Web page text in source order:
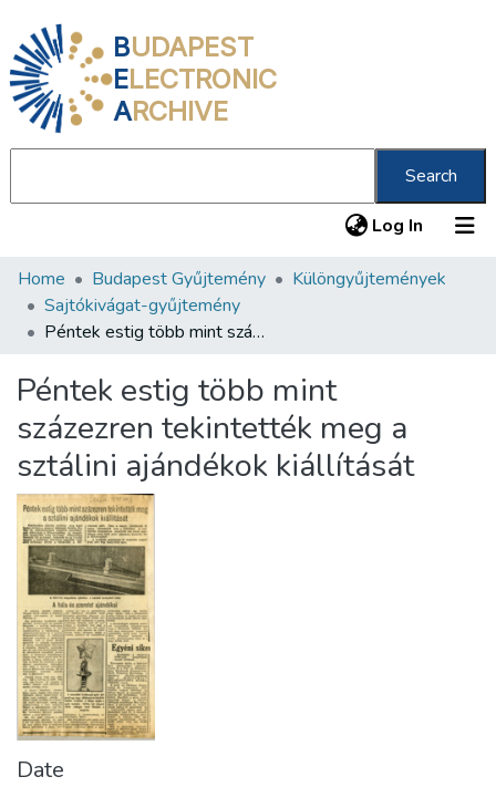
BUDAPEST
ELECTRONIC
ARCHIVE
Search
Log In (current)
Communities & Collections
All of DSpace
About us
Home Budapest Gyűjtemény
Különgyűjtemények
Sajtókivágat-gyűjtemény
Péntek estig több mint százezren tekintették meg a sztálini ajándékok kiállítását
Péntek estig több mint
százezren tekintették meg a
sztálini ajándékok kiállítását
Date